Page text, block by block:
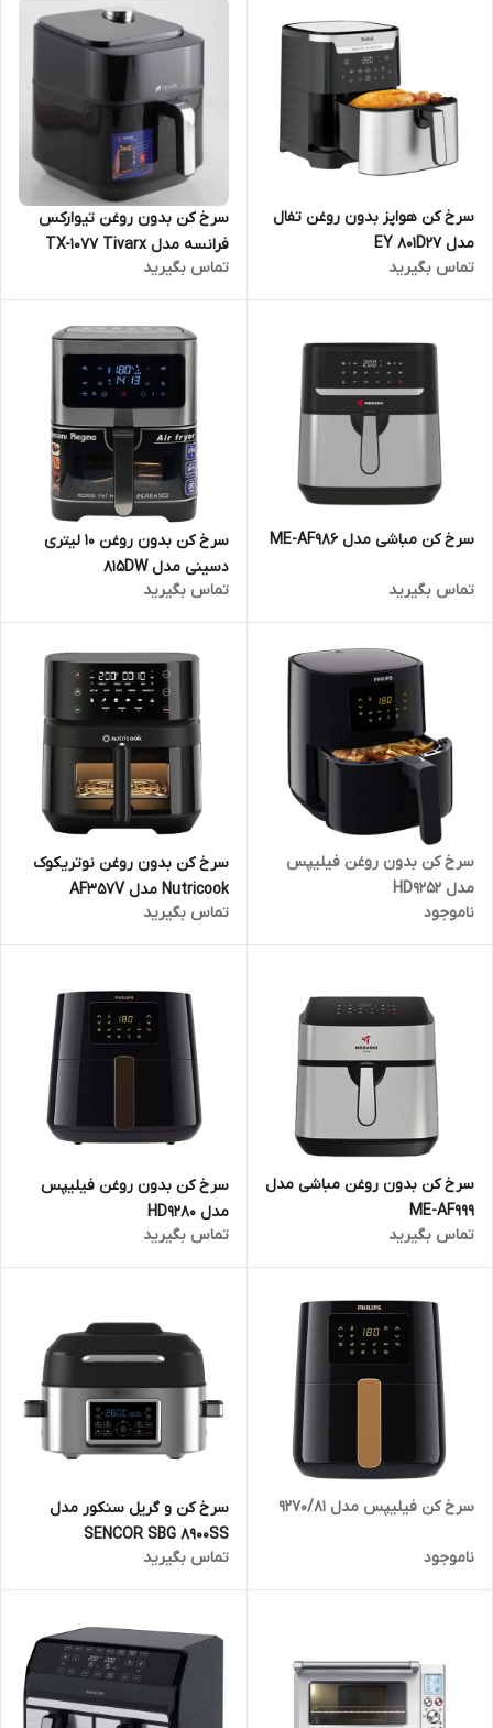
سرخ کن هواپز بدون روغن تفال
مدل EY 801D27
تماس بگیرید
سرخ کن بدون روغن تیوارکس
فرانسه مدل TX-1077 Tivarx
تماس بگیرید
سرخ کن مباشی مدل ME-AF986
تماس بگیرید
سرخ کن بدون روغن 10 لیتری
دسینی مدل 815DW
تماس بگیرید
سرخ کن بدون روغن فیلیپس
مدل HD9252
ناموجود
سرخ کن بدون روغن نوتریکوک
Nutricook مدل AF357V
تماس بگیرید
سرخ کن بدون روغن مباشی مدل
ME-AF999
تماس بگیرید
سرخ کن بدون روغن فیلیپس
مدل HD9280
تماس بگیرید
سرخ کن فیلیپس مدل 9270/81
ناموجود
سرخ کن و گریل سنکور مدل
SENCOR SBG 8900SS
تماس بگیرید